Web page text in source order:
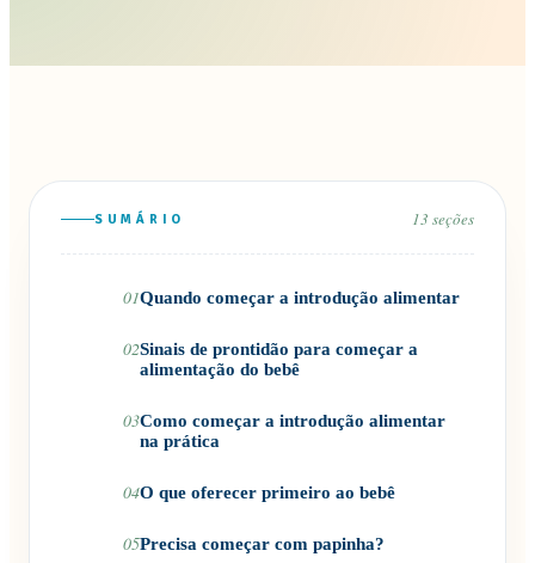
SUMÁRIO 13 seções
01Quando começar a introdução alimentar
02Sinais de prontidão para começar a
alimentação do bebê
03Como começar a introdução alimentar
na prática
04O que oferecer primeiro ao bebê
05Precisa começar com papinha?